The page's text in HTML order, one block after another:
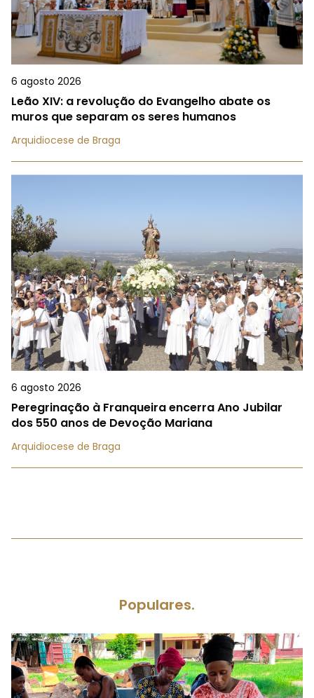
6 agosto 2026
Leão XIV: a revolução do Evangelho abate os
muros que separam os seres humanos
Arquidiocese de Braga
6 agosto 2026
Peregrinação à Franqueira encerra Ano Jubilar
dos 550 anos de Devoção Mariana
Arquidiocese de Braga
Populares.